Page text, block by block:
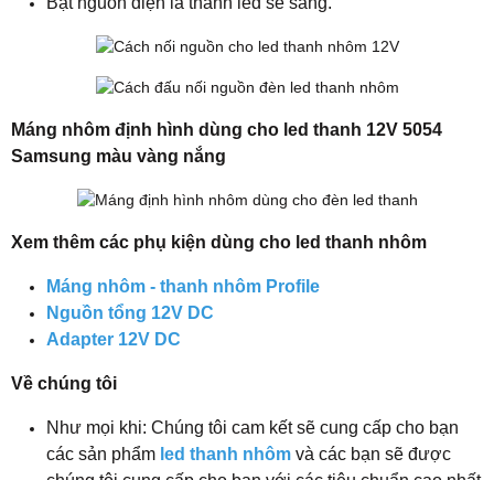
Máng nhôm định hình dùng cho led thanh 12V 5054
Samsung màu vàng nắng
Xem thêm các phụ kiện dùng cho led thanh nhôm
Máng nhôm - thanh nhôm Profile
Nguồn tổng 12V DC
Adapter 12V DC
Về chúng tôi
Như mọi khi: Chúng tôi cam kết sẽ cung cấp cho bạn
các sản phẩm led thanh nhôm và các bạn sẽ được